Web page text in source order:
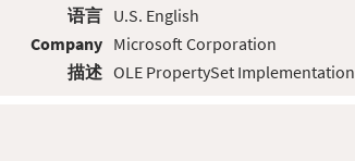
语言
Company
描述
U.S. English
Microsoft Corporation
OLE PropertySet Implementation